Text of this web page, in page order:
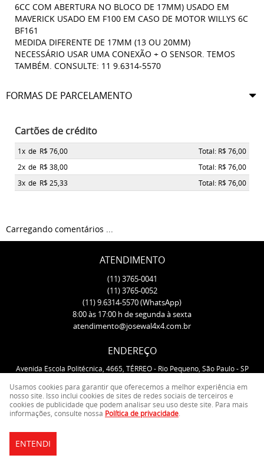
6CC COM ABERTURA NO BLOCO DE 17MM) USADO EM
MAVERICK USADO EM F100 EM CASO DE MOTOR WILLYS 6C
BF161
MEDIDA DIFERENTE DE 17MM (13 OU 20MM)
NECESSÁRIO USAR UMA CONEXÃO + O SENSOR. TEMOS
TAMBÉM. CONSULTE: 11 9.6314-5570
FORMAS DE PARCELAMENTO
Cartões de crédito
1x de R$ 76,00
Total: R$ 76,00
2x de R$ 38,00
Total: R$ 76,00
3x de R$ 25,33 Total: R$ 76,00
Carregando comentários ...
ATENDIMENTO
(11)3765-0041
(11)3765-0052
(11)9.6314-5570(WhatsApp)
8:00 às 17:00 h de segunda à sexta
atendimento@josewal4x4.com.br
ENDEREÇO
Avenida Escola Politécnica, 4665, TÉRREO- Rio Pequeno, São Paulo-SP
LOJA VIRTUAL CRIADA POR
Usamos cookies para garantir que oferecemos a melhor experiência em
nosso site. Isso inclui cookies de sites de redes sociais de terceiros e
cookies de publicidade que podem analisar seu uso deste site. Para mais
informações, consulte nossa Política de privacidade
ENTENDI